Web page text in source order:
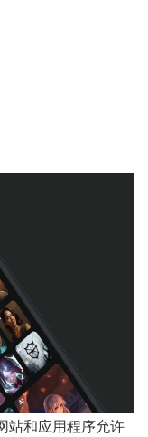
站和应用程序允许